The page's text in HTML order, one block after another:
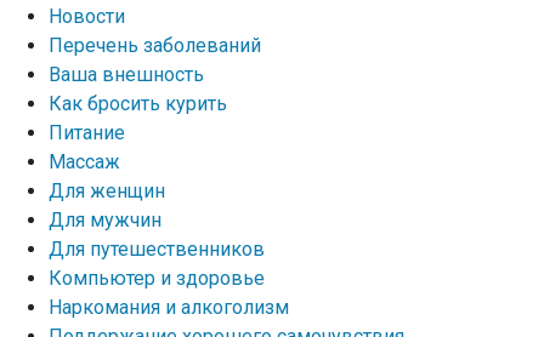
Новости
Перечень заболеваний
Ваша внешность
Как бросить курить
Питание
Массаж
Для женщин
Для мужчин
Для путешественников
Компьютер и здоровье
Наркомания и алкоголизм